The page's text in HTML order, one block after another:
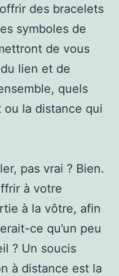
des bracelets
symboles de
de vous
lien et de
quels
ou la distance qui
pas vrai ? Bien.
à votre
à la vôtre, afin
ce qu’un peu
? Un soucis
à distance est la